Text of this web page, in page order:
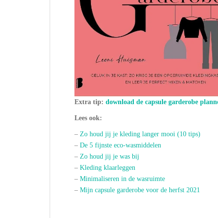
Extra tip: download de capsule garderobe
Lees ook:
– Zo houd jij je kleding langer mooi (10 tips)
– De 5 fijnste eco-wasmiddelen
– Zo houd jij je was bij
– Kleding klaarleggen
– Minimaliseren in de wasruimte
– Mijn capsule garderobe voor de herfst 2021